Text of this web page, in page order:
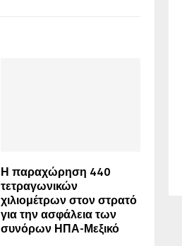
Η παραχώρηση 440
τετραγωνικών
χιλιομέτρων στον στρατό
για την ασφάλεια των
συνόρων ΗΠΑ-Μεξικό